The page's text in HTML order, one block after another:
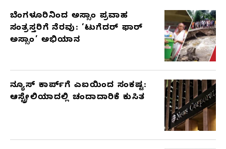
RELATED
ARTICLES
ಬೆಂಗಳೂರಿನಿಂದ ಅಸ್ಸಾಂ ಪ್ರವಾಹ
ಸಂತ್ರಸ್ತರಿಗೆ ನೆರವು: ‘ಟುಗೆದರ್ ಫಾರ್
ಅಸ್ಸಾಂ’ ಅಭಿಯಾನ
ನ್ಯೂಸ್ ಕಾರ್ಪ್‌ಗೆ ಎಐಯಿಂದ ಸಂಕಷ್ಟ:
ಆಸ್ಟ್ರೇಲಿಯಾದಲ್ಲಿ ಚಂದಾದಾರಿಕೆ ಕುಸಿತ